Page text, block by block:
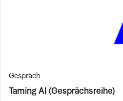
Gespräch
Taming AI (Gesprächsreihe)